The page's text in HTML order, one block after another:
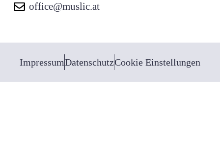
office@muslic.at
ImpressumDatenschutzCookie Einstellungen